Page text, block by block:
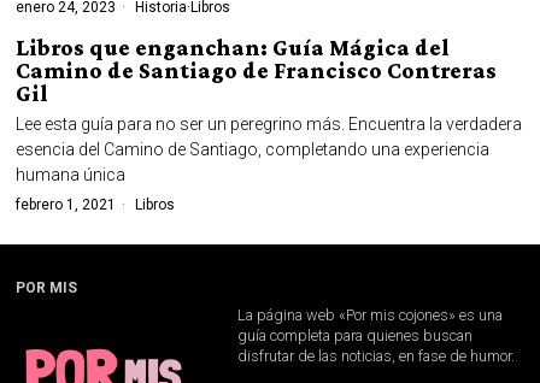
enero 24, 2023 Historia·Libros
Libros que enganchan: Guía Mágica del
Camino de Santiago de Francisco Contreras
Gil
Lee esta guía para no ser un peregrino más. Encuentra la verdadera
esencia del Camino de Santiago, completando una experiencia
humana única
febrero 1, 2021 Libros
POR MIS
La página web «Por mis cojones» es una
guía completa para quienes buscan
disfrutar de las noticias, en fase de humor.